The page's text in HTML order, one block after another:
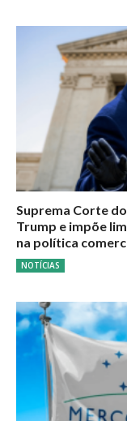
Suprema Corte
Trump e impõe
na política
NOTÍCIAS